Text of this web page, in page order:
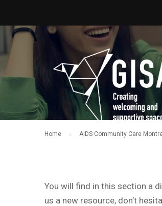
Home AIDS Community Care
You will find in this section a
us a new resource, don’t